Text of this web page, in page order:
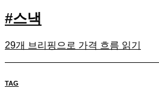
#스낵
29개 브리핑으로 가격 흐름 읽기
TAG